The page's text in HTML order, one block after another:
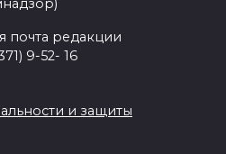
почта редакции
9-52- 16
и защиты